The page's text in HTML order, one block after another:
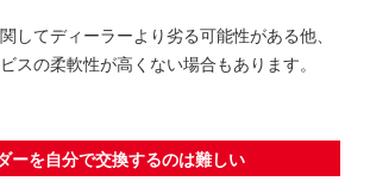
してディーラーより劣る可能性がある他、
スの柔軟性が高くない場合もあります。
ーを自分で交換するのは難しい